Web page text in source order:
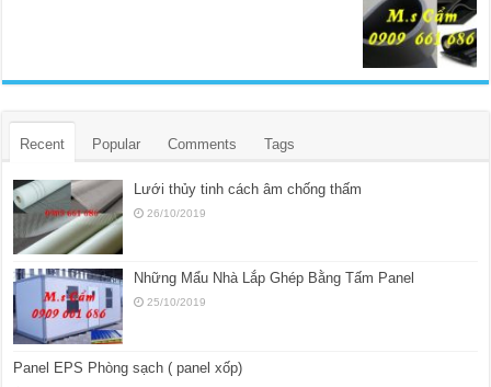
Recent Popular Comments Tags
Lưới thủy tinh cách âm chống thấm
26/10/2019
Những Mẩu Nhà Lắp Ghép Bằng Tấm Panel
25/10/2019
Panel EPS Phòng sạch ( panel xốp)